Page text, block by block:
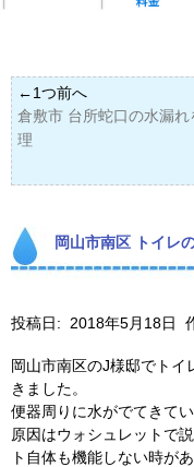
倉敷市 台所蛇口の水漏れ
理
岡山市南区 トイレ
投稿日: 2018年5月18日
岡山市南区のJ様邸でトイ
きました。
便器周りに水がでてきて
原因はウォシュレットで
ト自体も機能しない時が